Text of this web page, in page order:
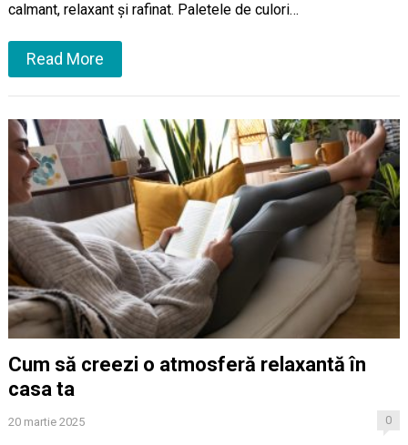
calmant, relaxant și rafinat. Paletele de culori…
Read More
Cum să creezi o atmosferă relaxantă în
casa ta
20 martie 2025 0